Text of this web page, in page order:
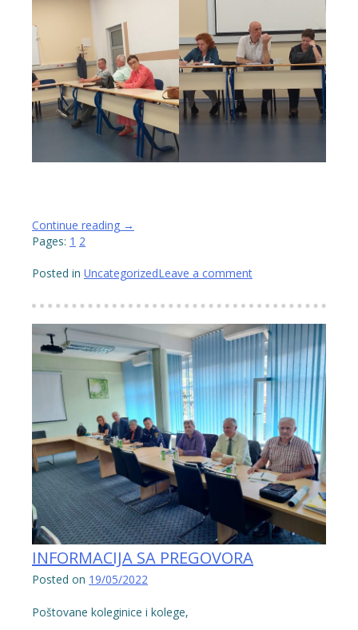
Continue reading “INFORMACIJE,
PRIJEDLOZI,
STAVOVI,
I
ODLUKE
SA
6.
SJEDNICE
UPRAVNOG
ODBORA
NSSOOIO
SBK”
→
Pages: 1 2
Posted in UncategorizedLeave a comment
INFORMACIJA SA PREGOVORA
Posted on 19/05/2022
Poštovane koleginice i kolege,